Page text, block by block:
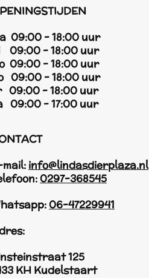
09:00 - 18:00 uur
09:00 - 18:00 uur
09:00 - 18:00 uur
09:00 - 18:00 uur
09:00 - 18:00 uur
09:00 - 17:00 uur
mail: info@lindasdierplaza.nl
0297-368545
06-47229941
125
KH Kudelstaart